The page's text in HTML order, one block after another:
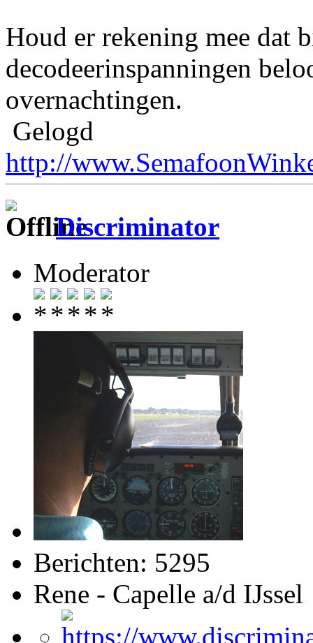
Houd er rekening mee dat
decodeerinspanningen
overnachtingen.
Gelogd
http://
Discriminator
Moderator
Berichten: 5295
Rene - Capelle a/d IJssel